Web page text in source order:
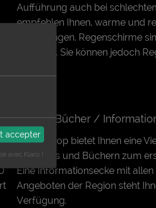
Aufführung auch bei
empfehlen Ihnen, warme und
mitzubringen. Regenschirme
verboten. Sie können jedoch
Shop / Bücher /
Unser Shop bietet Ihnen eine
Souvenirs und Büchern zum
Eine Informationsecke mit
Angeboten der Region steht
Verfügung.
accepter
avec Klaro !